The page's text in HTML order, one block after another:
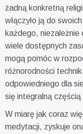
żadną konkretną
włączyło ją do
każdego,
wiele dostępnych
mogą pomóc w
różnorodności
odpowiedniego dla
się integralną
W miarę jak coraz
medytacji, zyskuje